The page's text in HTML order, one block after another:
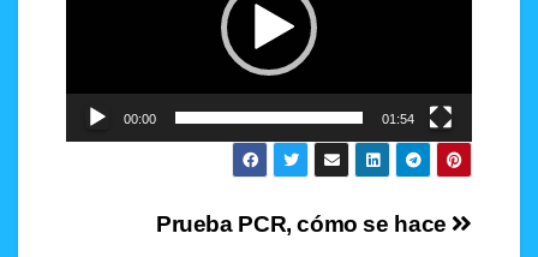
00:00 01:54
Navegación
Prueba PCR, cómo se hace